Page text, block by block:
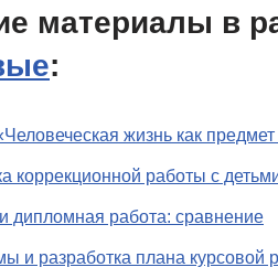
материалы в
:
жизнь как
коррекционной работы с
дипломная работа: сравнение
и разработка плана курсовой